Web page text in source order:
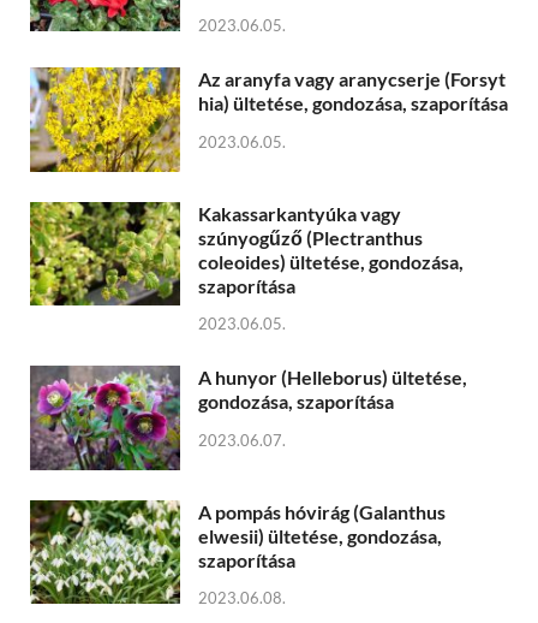
2023.06.05.
Az aranyfa vagy aranycserje (Forsyt
hia) ültetése, gondozása, szaporítása
2023.06.05.
Kakassarkantyúka vagy
szúnyogűző (Plectranthus
coleoides) ültetése, gondozása,
szaporítása
2023.06.05.
A hunyor (Helleborus) ültetése,
gondozása, szaporítása
2023.06.07.
A pompás hóvirág (Galanthus
elwesii) ültetése, gondozása,
szaporítása
2023.06.08.